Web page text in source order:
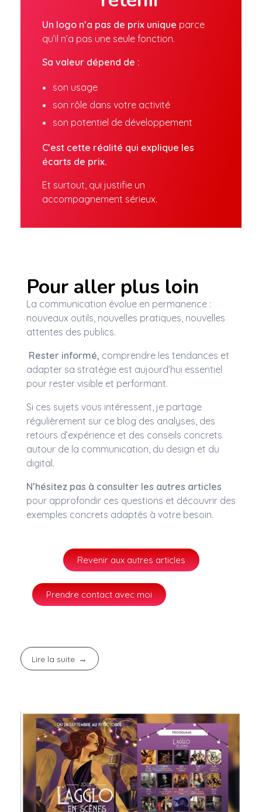
Un logo n’a pas de prix unique parce
qu’il n’a pas une seule fonction.
Sa valeur dépend de :
son usage
son rôle dans votre activité
son potentiel de développement
C’est cette réalité qui explique les
écarts de prix.
Et surtout, qui justifie un
accompagnement sérieux.
Pour aller plus loin
La communication évolue en permanence :
nouveaux outils, nouvelles pratiques, nouvelles
attentes des publics.
Rester informé, comprendre les tendances et
adapter sa stratégie est aujourd’hui essentiel
pour rester visible et performant.
Si ces sujets vous intéressent, je partage
régulièrement sur ce blog des analyses, des
retours d’expérience et des conseils concrets
autour de la communication, du design et du
digital.
N’hésitez pas à consulter les autres articles
pour approfondir ces questions et découvrir des
exemples concrets adaptés à votre besoin.
Revenir aux autres articles
Prendre contact avec moi
Lire la suite